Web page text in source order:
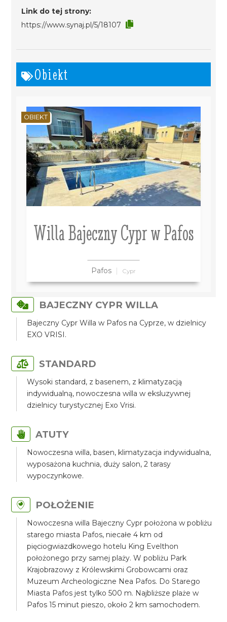
Link do tej strony:
https://www.synaj.pl/5/18107
Obiekt
Willa Bajeczny Cypr w Pafos
Pafos Cypr
OBIEKT
BAJECZNY CYPR WILLA
Bajeczny Cypr Willa w Pafos na Cyprze, w dzielnicy
EXO VRISI.
STANDARD
Wysoki standard, z basenem, z klimatyzacją
indywidualną, nowoczesna willa w eksluzywnej
dzielnicy turystycznej Exo Vrisi.
ATUTY
Nowoczesna willa, basen, klimatyzacja indywidualna,
wyposażona kuchnia, duży salon, 2 tarasy
wypoczynkowe.
POŁOŻENIE
Nowoczesna willa Bajeczny Cypr położona w pobliżu
starego miasta Pafos, niecałe 4 km od
pięciogwiazdkowego hotelu King Evelthon
położonego przy samej plaży. W pobliżu Park
Krajobrazowy z Królewskimi Grobowcami oraz
Muzeum Archeologiczne Nea Pafos. Do Starego
Miasta Pafos jest tylko 500 m. Najbliższe plaże w
Pafos 15 minut pieszo, około 2 km samochodem.